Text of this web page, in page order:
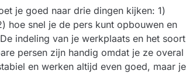
je goed naar drie dingen kijken: 1)
hoe snel je de pers kunt opbouwen en
indeling van je werkplaats en het soort
persen zijn handig omdat je ze overal
en werken altijd even goed, maar je